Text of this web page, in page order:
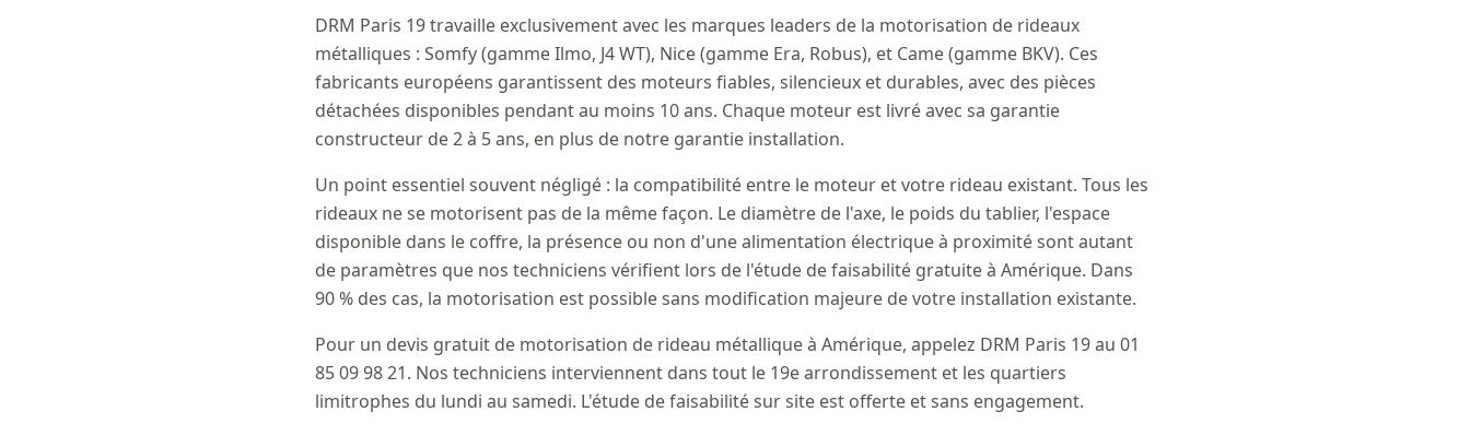
DRM Paris 19 travaille exclusivement avec les marques leaders de la motorisation de rideaux
métalliques : Somfy (gamme Ilmo, J4 WT), Nice (gamme Era, Robus), et Came (gamme BKV). Ces
fabricants européens garantissent des moteurs fiables, silencieux et durables, avec des pièces
détachées disponibles pendant au moins 10 ans. Chaque moteur est livré avec sa garantie
constructeur de 2 à 5 ans, en plus de notre garantie installation.
Un point essentiel souvent négligé : la compatibilité entre le moteur et votre rideau existant. Tous les
rideaux ne se motorisent pas de la même façon. Le diamètre de l'axe, le poids du tablier, l'espace
disponible dans le coffre, la présence ou non d'une alimentation électrique à proximité sont autant
de paramètres que nos techniciens vérifient lors de l'étude de faisabilité gratuite à Amérique. Dans
90 % des cas, la motorisation est possible sans modification majeure de votre installation existante.
Pour un devis gratuit de motorisation de rideau métallique à Amérique, appelez DRM Paris 19 au 01
85 09 98 21. Nos techniciens interviennent dans tout le 19e arrondissement et les quartiers
limitrophes du lundi au samedi. L'étude de faisabilité sur site est offerte et sans engagement.